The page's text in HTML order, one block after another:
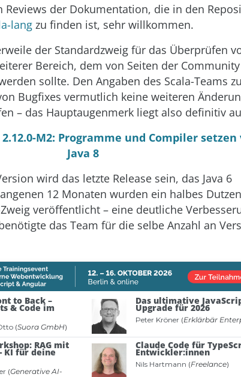
Reviews der Dokumentation, die in den
lang zu finden ist, sehr willkommen.
der Standardzweig für das Überprüfen
Bereich, dem von Seiten der Community
sollte. Den Angaben des Scala-Teams
Bugfixes vermutlich keine weiteren
– das Hauptaugenmerk liegt also definitiv
2.12.0-M2: Programme und Compiler
Java 8
wird das letzte Release sein, das Java 6
12 Monaten wurden ein halbes
veröffentlicht – eine deutliche
das Team für die selbe Anzahl an